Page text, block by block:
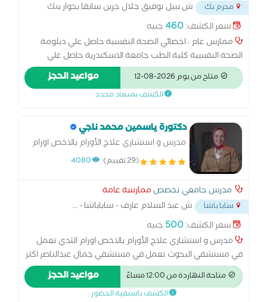
محرم بك
ش نبيل توفيق جلال جرين سابقا بجوار بنك
مصر محرم بك...
سعر الكشف:460جنيه
ممارس عام ، اخصائي الصحة النفسية حاصل علي دبلومة
الصحة النفسية كلية الطب جامعة الاسكندرية حاصل علي
دبلومة في العلاج المعرفي السلوكي حاصل علي دبلومة في
العلاج النفسي بالسيكو دراما لديه خبرة 5 سنوات في مجال
متاح من يوم 2026-08-12 مواعيد الحجز
الكشف بميعاد محدد
دكتورة ياسمين محمد ناجي
مدرس و استشاري علاج الأورام بالاخص اورام
الثدي
(29 تقييم) 4080
مدرس جامعي تخصص ممارسة عامة
سابا باشا ش عبد السلام عارف - ساباباشا -...
سعر الكشف:500 جنيه
مدرس و استشاري علاج الأورام بالاخص اورام الثدي تعمل
في مستشفي البحوث تعمل في مستشفي جمال عبدالناصر اكثر
من 15 سنه تم الترقيه الي استاذ دكتور زميل جامعه بافيا-ايطاليا
استاذ مساعد واستشاري الأورام والطب النووي
متاحة النهاردة من 12:00 مساءً مواعيد الحجز
الكشف باسبقية الحضور